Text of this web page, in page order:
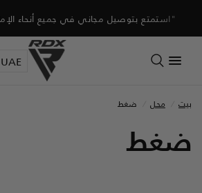
"استمتع بتوصيل مجاني في جميع أنحاء
UAE
بيت محل ضغط
ضغط